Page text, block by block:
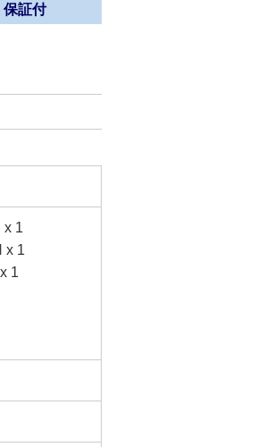
保証付
x 1
x 1
1